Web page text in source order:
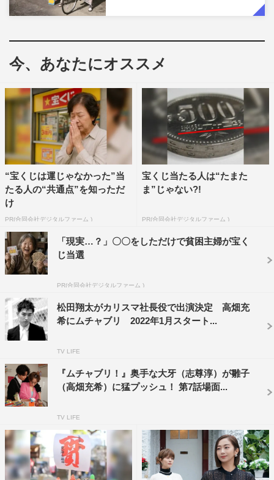
自身が演じる役について、高畑は「今回の雛子というヒロ
し。今まで水10ドラマの中では周りを振り回しっぱなしだ
ったので、とても新鮮な毎日ですし、振り回されるのも、
意外と好き…かも？と、思い始めています」と語る。
続けて「週の真ん中に『残り半分も頑張ろっ！』と思える
ような、笑える軽やかなドラマにしたいです。素敵なキャ
ストスタッフの皆さんと、がんばります」と意気込みを述
べた。コメント全文は、下記に掲載。
高畑充希 コメント
30歳の節目の年に、大切な思い出がたくさんある水10ド
ラマに参加できること、とても幸せに思います。今回の雛
子というヒロインは、とにかく周りのムチャブリに振り回
されっぱなし。現状維持大歓迎の八方美人ヒロインです。
ので、とても新鮮な毎日ですし、振り回されるのも、意外
と好き…かも？と、思い始めています。
週の真ん中に「残り半分も頑張ろっ！」と思えるような、
ッフの皆さんと、がんばります。
番組情報
『ムチャブリ！ わたしが社長になるなんて』
日本テレビ系
2022年1月スタート
今、あなたにオススメ
“宝くじは運じゃなかった”当
たる人の“共通点”を知っただ
け
PR(合同会社デジタルファーム )
宝くじ当たる人は“たまた
ま”じゃない?!
PR(合同会社デジタルファーム )
「現実…？」〇〇をしただけで貧困主婦が宝く
じ当選
PR(合同会社デジタルファーム )
松田翔太がカリスマ社長役で出演決定 高畑充
希にムチャブリ 2022年1月スタート...
TV LIFE
『ムチャブリ！』奥手な大牙（志尊淳）が雛子
（高畑充希）に猛プッシュ！ 第7話場面...
TV LIFE